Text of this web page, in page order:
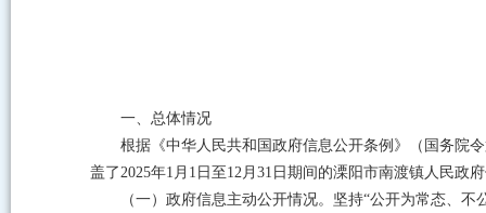
一、总体情况
根据《中华人民共和国政府信息公开条例》（国务院
盖了2025年1月1日至12月31日期间的溧阳市南渡镇人民政
（一）政府信息主动公开情况。坚持“公开为常态、